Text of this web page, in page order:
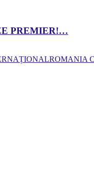
PREMIER!…
ROMANIA